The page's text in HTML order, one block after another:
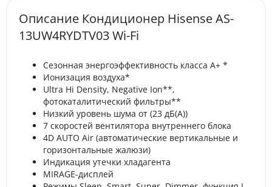
Описание Кондиционер Hisense AS-
13UW4RYDTV03 Wi-Fi
Сезонная энергоэффективность класса А+ *
Ионизация воздуха*
Ultra Hi Density, Negative Ion**,
фотокаталитический фильтры**
Низкий уровень шума от (23 дБ(А))
7 скоростей вентилятора внутреннего блока
4D AUTO Air (автоматические вертикальные и
горизонтальные жалюзи)
Индикация утечки хладагента
MIRAGE-дисплей